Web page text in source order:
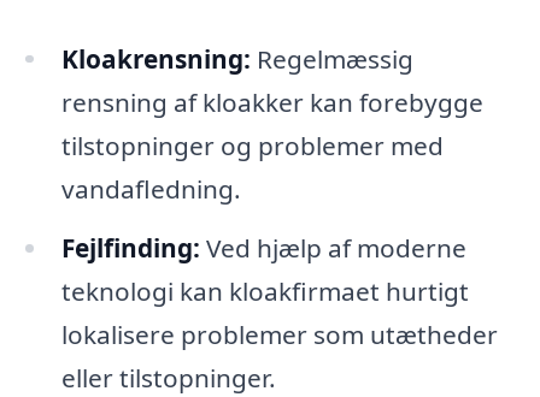
Kloakrensning: Regelmæssig
rensning af kloakker kan forebygge
tilstopninger og problemer med
vandafledning.
Fejlfinding: Ved hjælp af moderne
teknologi kan kloakfirmaet hurtigt
lokalisere problemer som utætheder
eller tilstopninger.